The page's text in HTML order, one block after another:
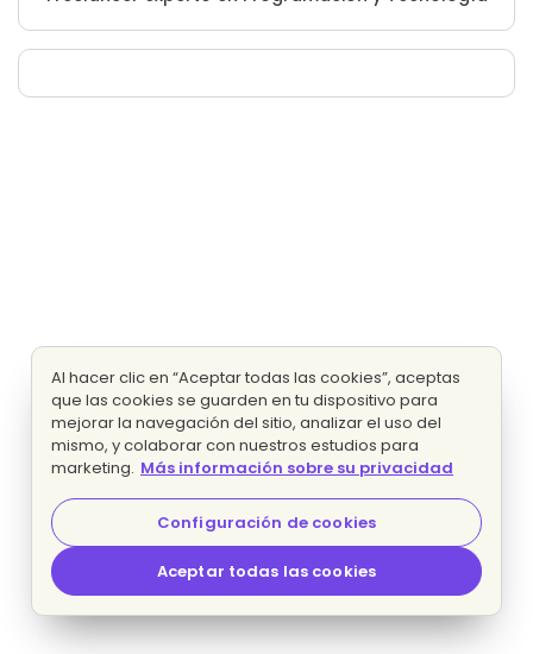
Al hacer clic en “Aceptar todas las cookies”, aceptas
que las cookies se guarden en tu dispositivo para
mejorar la navegación del sitio, analizar el uso del
mismo, y colaborar con nuestros estudios para
marketing. Más información sobre su privacidad
Configuración de cookies
Aceptar todas las cookies